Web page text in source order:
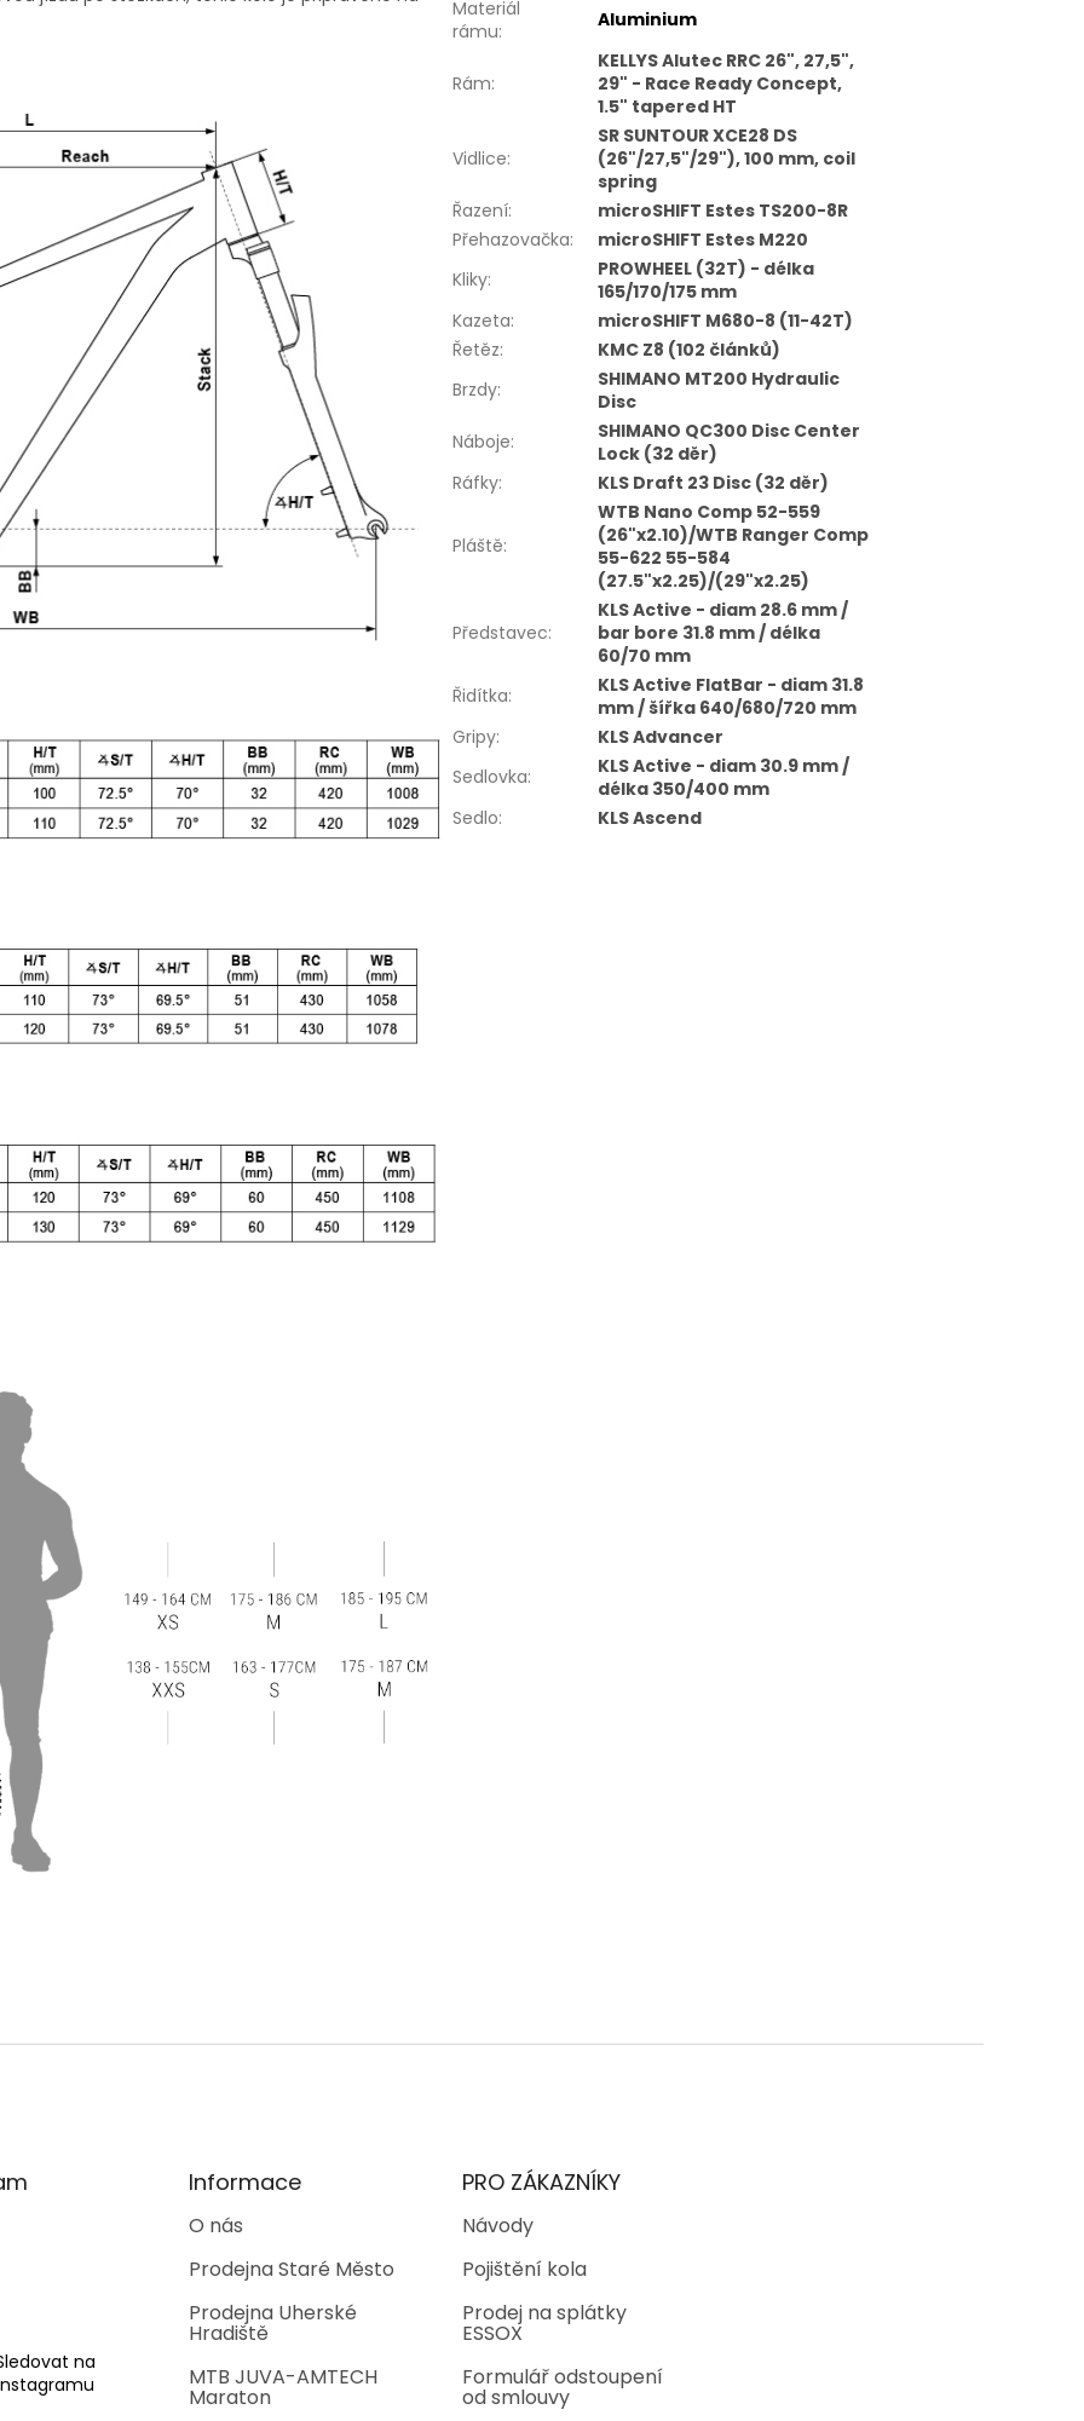
Materiál
rámu: Aluminium
Rám:
KELLYS Alutec RRC 26", 27,5",
29" - Race Ready Concept,
1.5" tapered HT
Vidlice:
SR SUNTOUR XCE28 DS
(26"/27,5"/29"), 100 mm, coil
spring
Řazení:
microSHIFT Estes TS200-8R
Přehazovačka:
microSHIFT Estes M220
Kliky:
PROWHEEL (32T) - délka
165/170/175 mm
Kazeta:
microSHIFT M680-8 (11-42T)
Řetěz:
KMC Z8 (102 článků)
Brzdy:
SHIMANO MT200 Hydraulic
Disc
Náboje:
SHIMANO QC300 Disc Center
Lock (32 děr)
Ráfky: KLS Draft 23 Disc (32 děr)
Pláště:
WTB Nano Comp 52-559
(26"x2.10)/WTB Ranger Comp
55-622 55-584
(27.5"x2.25)/(29"x2.25)
Představec:
KLS Active - diam 28.6 mm /
bar bore 31.8 mm / délka
60/70 mm
Řidítka:
KLS Active FlatBar - diam 31.8
mm / šířka 640/680/720 mm
Gripy:
KLS Advancer
Sedlovka:
KLS Active - diam 30.9 mm /
délka 350/400 mm
Sedlo: KLS Ascend
na
Informace
O nás
Prodejna Staré Město
Prodejna Uherské
Hradiště
MTB JUVA-AMTECH
Maraton
PRO ZÁKAZNÍKY
Návody
Pojištění kola
Prodej na splátky
ESSOX
Formulář odstoupení
od smlouvy